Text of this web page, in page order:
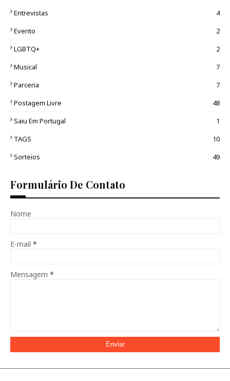
Entrevistas
4
Evento
2
LGBTQ+
2
Musical
7
Parceria
7
Postagem Livre
48
Saiu Em Portugal
1
TAGS
10
Sorteios
49
Formulário De Contato
Nome
E-mail *
Mensagem *